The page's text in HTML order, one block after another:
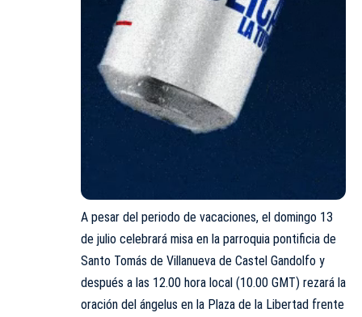
A pesar del periodo de vacaciones, el domingo 13
de julio celebrará misa en la parroquia pontificia de
Santo Tomás de Villanueva de Castel Gandolfo y
después a las 12.00 hora local (10.00 GMT) rezará la
oración del ángelus en la Plaza de la Libertad frente